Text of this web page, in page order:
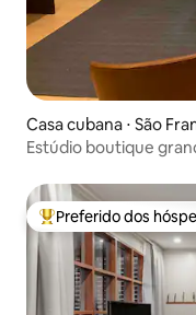
Casa cubana ⋅ São
Estúdio boutique
Entre os melhores
Preferido dos